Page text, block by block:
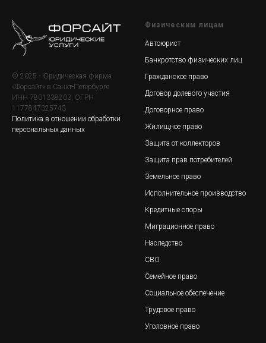
© 2025 - Юридическая фирма
«Форсайт» в Санкт-Петербурге
ИНН 7801338203, ОГРН
1177847325743
Политика в отношении обработки
персональных данных
Физическим лицам
Автоюрист
Банкротство физических лиц
Гражданское право
Договор долевого участия
Договорное право
Жилищное право
Защита от коллекторов
Защита прав потребителей
Земельное право
Исполнительное производство
Кредитные споры
Миграционное право
Наследство
СВО
Семейное право
Социальное обеспечение
Трудовое право
Уголовное право